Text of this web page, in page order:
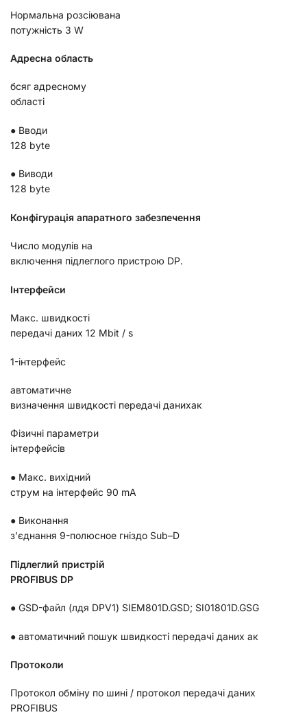
Нормальна розсіювана
потужність 3 W
Адресна область
бсяг адресному
області
● Вводи
128 byte
● Виводи
128 byte
Конфігурація апаратного забезпечення
Число модулів на
включення підлеглого пристрою DP.
Інтерфейси
Макс. швидкості
передачі даних 12 Mbit / s
1-інтерфейс
автоматичне
визначення швидкості передачі данихак
Фізичні параметри
інтерфейсів
● Макс. вихідний
струм на інтерфейс 90 mA
● Виконання
з’єднання 9-полюсное гніздо Sub–D
Підлеглий пристрій
PROFIBUS DP
● GSD-файл (лдя DPV1) SIEM801D.GSD; SI01801D.GSG
● автоматичний пошук швидкості передачі даних ак
Протоколи
Протокол обміну по шині / протокол передачі даних
PROFIBUS